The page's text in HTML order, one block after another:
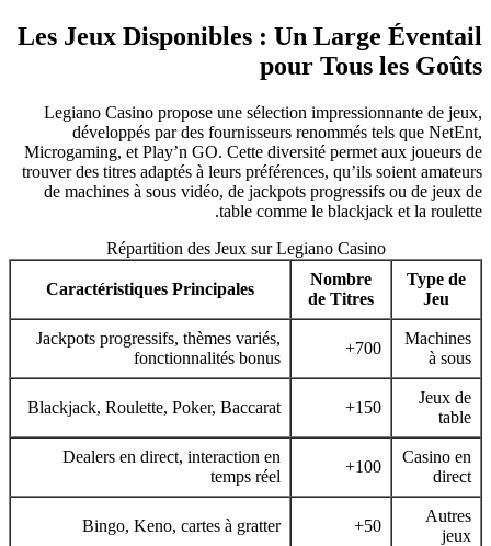
Les Jeux Disponibles : Un Large Éventail
pour Tous les Goûts
Legiano Casino propose une sélection impressionnante de jeux,
développés par des fournisseurs renommés tels que NetEnt,
Microgaming, et Play’n GO. Cette diversité permet aux joueurs de
trouver des titres adaptés à leurs préférences, qu’ils soient amateurs
de machines à sous vidéo, de jackpots progressifs ou de jeux de
table comme le blackjack et la roulette.
Répartition des Jeux sur Legiano Casino
Type de
Jeu
Nombre
de Titres
Caractéristiques Principales
Machines
à sous
700+
Jackpots progressifs, thèmes variés,
fonctionnalités bonus
Jeux de
table
150+
Blackjack, Roulette, Poker, Baccarat
Casino en
direct
100+
Dealers en direct, interaction en
temps réel
Autres
jeux
50+
Bingo, Keno, cartes à gratter